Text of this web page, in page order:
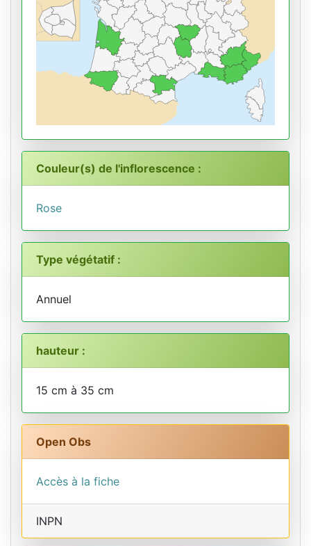
Couleur(s) de l'inflorescence :
Rose
Type végétatif :
Annuel
hauteur :
15 cm à 35 cm
Open Obs
Accès à la fiche
INPN